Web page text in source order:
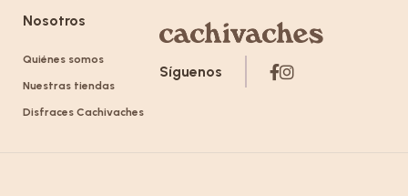
Nosotros
Quiénes somos
Nuestras tiendas
Disfraces Cachivaches
Síguenos